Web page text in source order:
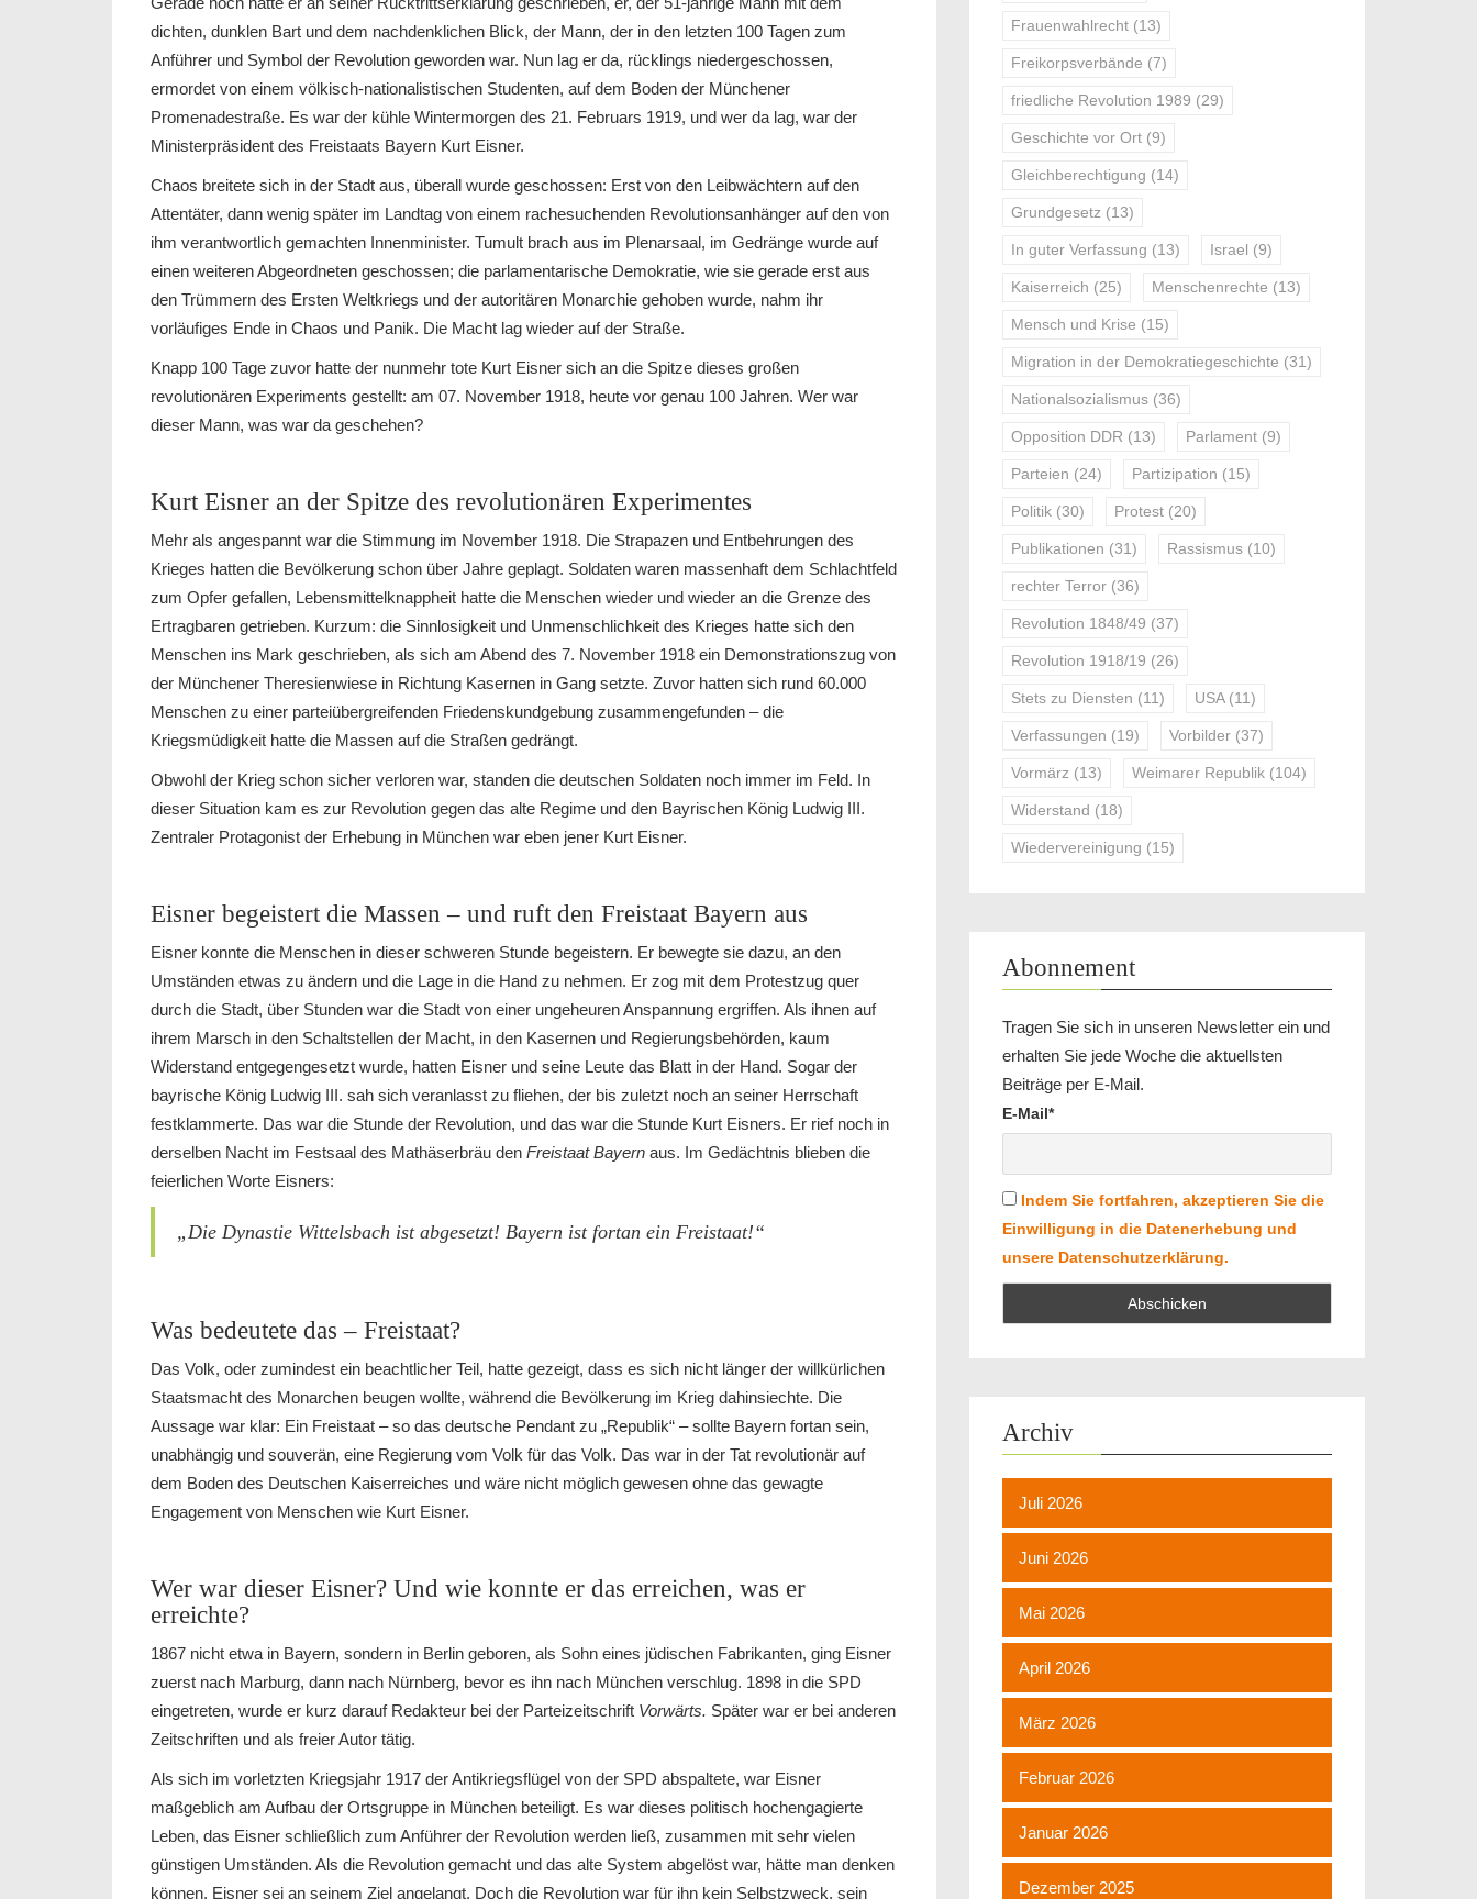
dichten, dunklen Bart und dem nachdenklichen Blick, der Mann, der in den letzten 100 Tagen zum
Anführer und Symbol der Revolution geworden war. Nun lag er da, rücklings niedergeschossen,
ermordet von einem völkisch-nationalistischen Studenten, auf dem Boden der Münchener
Promenadestraße. Es war der kühle Wintermorgen des 21. Februars 1919, und wer da lag, war der
Ministerpräsident des Freistaats Bayern Kurt Eisner.
Chaos breitete sich in der Stadt aus, überall wurde geschossen: Erst von den Leibwächtern auf den
Attentäter, dann wenig später im Landtag von einem rachesuchenden Revolutionsanhänger auf den von
ihm verantwortlich gemachten Innenminister. Tumult brach aus im Plenarsaal, im Gedränge wurde auf
einen weiteren Abgeordneten geschossen; die parlamentarische Demokratie, wie sie gerade erst aus
den Trümmern des Ersten Weltkriegs und der autoritären Monarchie gehoben wurde, nahm ihr
vorläufiges Ende in Chaos und Panik. Die Macht lag wieder auf der Straße.
Knapp 100 Tage zuvor hatte der nunmehr tote Kurt Eisner sich an die Spitze dieses großen
revolutionären Experiments gestellt: am 07. November 1918, heute vor genau 100 Jahren. Wer war
dieser Mann, was war da geschehen?
Kurt Eisner an der Spitze des revolutionären Experimentes
Mehr als angespannt war die Stimmung im November 1918. Die Strapazen und Entbehrungen des
Krieges hatten die Bevölkerung schon über Jahre geplagt. Soldaten waren massenhaft dem Schlachtfeld
zum Opfer gefallen, Lebensmittelknappheit hatte die Menschen wieder und wieder an die Grenze des
Ertragbaren getrieben. Kurzum: die Sinnlosigkeit und Unmenschlichkeit des Krieges hatte sich den
Menschen ins Mark geschrieben, als sich am Abend des 7. November 1918 ein Demonstrationszug von
der Münchener Theresienwiese in Richtung Kasernen in Gang setzte. Zuvor hatten sich rund 60.000
Menschen zu einer parteiübergreifenden Friedenskundgebung zusammengefunden – die
Kriegsmüdigkeit hatte die Massen auf die Straßen gedrängt.
Obwohl der Krieg schon sicher verloren war, standen die deutschen Soldaten noch immer im Feld. In
dieser Situation kam es zur Revolution gegen das alte Regime und den Bayrischen König Ludwig III.
Zentraler Protagonist der Erhebung in München war eben jener Kurt Eisner.
Eisner begeistert die Massen – und ruft den Freistaat Bayern aus
Eisner konnte die Menschen in dieser schweren Stunde begeistern. Er bewegte sie dazu, an den
Umständen etwas zu ändern und die Lage in die Hand zu nehmen. Er zog mit dem Protestzug quer
durch die Stadt, über Stunden war die Stadt von einer ungeheuren Anspannung ergriffen. Als ihnen auf
ihrem Marsch in den Schaltstellen der Macht, in den Kasernen und Regierungsbehörden, kaum
Widerstand entgegengesetzt wurde, hatten Eisner und seine Leute das Blatt in der Hand. Sogar der
bayrische König Ludwig III. sah sich veranlasst zu fliehen, der bis zuletzt noch an seiner Herrschaft
festklammerte. Das war die Stunde der Revolution, und das war die Stunde Kurt Eisners. Er rief noch in
derselben Nacht im Festsaal des Mathäserbräu den Freistaat Bayern aus. Im Gedächtnis blieben die
feierlichen Worte Eisners:
„Die Dynastie Wittelsbach ist abgesetzt! Bayern ist fortan ein Freistaat!“
Was bedeutete das – Freistaat?
Das Volk, oder zumindest ein beachtlicher Teil, hatte gezeigt, dass es sich nicht länger der willkürlichen
Staatsmacht des Monarchen beugen wollte, während die Bevölkerung im Krieg dahinsiechte. Die
Aussage war klar: Ein Freistaat – so das deutsche Pendant zu „Republik“ – sollte Bayern fortan sein,
unabhängig und souverän, eine Regierung vom Volk für das Volk. Das war in der Tat revolutionär auf
dem Boden des Deutschen Kaiserreiches und wäre nicht möglich gewesen ohne das gewagte
Engagement von Menschen wie Kurt Eisner.
Wer war dieser Eisner? Und wie konnte er das erreichen, was er
erreichte?
1867 nicht etwa in Bayern, sondern in Berlin geboren, als Sohn eines jüdischen Fabrikanten, ging Eisner
zuerst nach Marburg, dann nach Nürnberg, bevor es ihn nach München verschlug. 1898 in die SPD
eingetreten, wurde er kurz darauf Redakteur bei der Parteizeitschrift Vorwärts. Später war er bei anderen
Zeitschriften und als freier Autor tätig.
Als sich im vorletzten Kriegsjahr 1917 der Antikriegsflügel von der SPD abspaltete, war Eisner
maßgeblich am Aufbau der Ortsgruppe in München beteiligt. Es war dieses politisch hochengagierte
Leben, das Eisner schließlich zum Anführer der Revolution werden ließ, zusammen mit sehr vielen
günstigen Umständen. Als die Revolution gemacht und das alte System abgelöst war, hätte man denken
können, Eisner sei an seinem Ziel angelangt. Doch die Revolution war für ihn kein Selbstzweck, sein
Frauenwahlrecht (13)
Freikorpsverbände (7)
friedliche Revolution 1989 (29)
Geschichte vor Ort (9)
Gleichberechtigung (14)
Grundgesetz (13)
In guter Verfassung (13) Israel (9)
Kaiserreich (25) Menschenrechte (13)
Mensch und Krise (15)
Migration in der Demokratiegeschichte (31)
Nationalsozialismus (36)
Opposition DDR (13) Parlament (9)
Parteien (24) Partizipation (15)
Politik (30) Protest (20)
Publikationen (31) Rassismus (10)
rechter Terror (36)
Revolution 1848/49 (37)
Revolution 1918/19 (26)
Stets zu Diensten (11) USA(11)
Verfassungen (19) Vorbilder (37)
Vormärz (13) Weimarer Republik (104)
Widerstand (18)
Wiedervereinigung (15)
Abonnement
Tragen Sie sich in unseren Newsletter ein und
erhalten Sie jede Woche die aktuellsten
Beiträge per E-Mail.
E-Mail*
Indem Sie fortfahren, akzeptieren Sie die
Einwilligung in die Datenerhebung und
unsere Datenschutzerklärung.
Archiv
Juli 2026
Juni 2026
Mai 2026
April 2026
März 2026
Februar 2026
Januar 2026
Dezember 2025